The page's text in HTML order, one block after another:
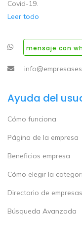
Covid-19.
Leer todo
mensaje con
Ayuda del
Cómo funciona
Página de la empresa
Beneficios empresa
Cómo elegir la
Directorio de empresas
Búsqueda Avanzada